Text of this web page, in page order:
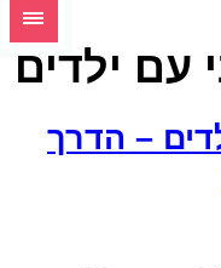
עם ילדים
– הדרך